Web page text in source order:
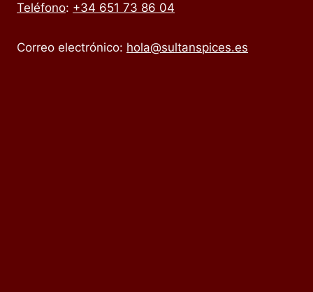
Teléfono: +34 651 73 86 04
Correo electrónico: hola@sultanspices.es